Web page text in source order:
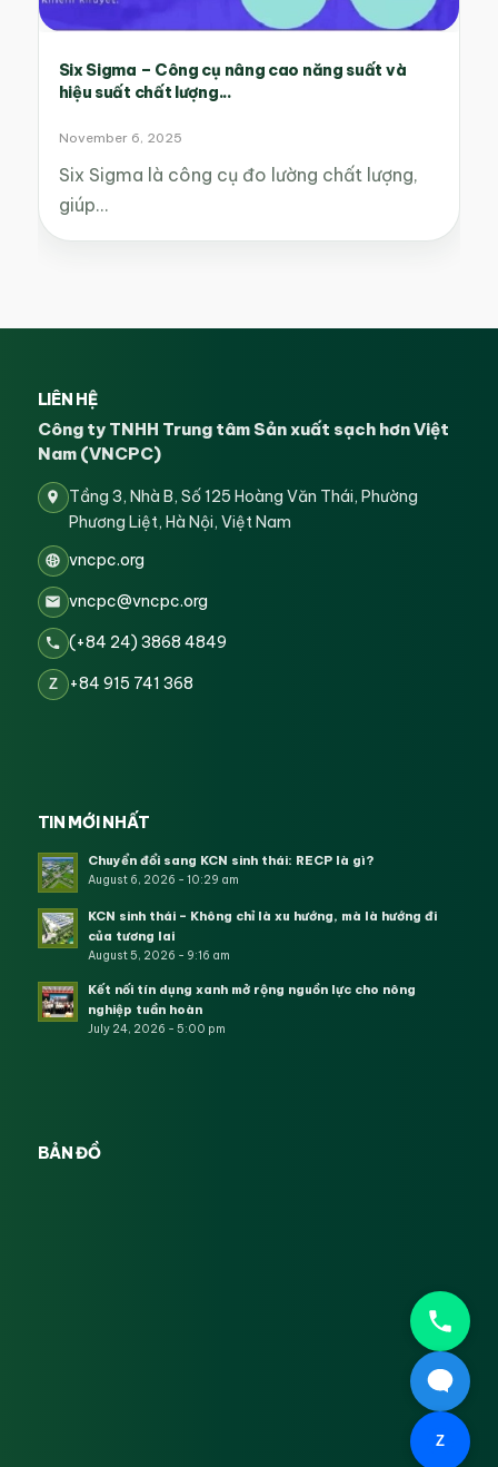
Six Sigma – Công cụ nâng cao năng suất và
hiệu suất chất lượng...
November 6, 2025
Six Sigma là công cụ đo lường chất lượng,
giúp…
LIÊN HỆ
Công ty TNHH Trung tâm Sản xuất sạch hơn Việt
Nam (VNCPC)
Tầng 3, Nhà B, Số 125 Hoàng Văn Thái, Phường
Phương Liệt, Hà Nội, Việt Nam
vncpc.org
vncpc@vncpc.org
(+84 24) 3868 4849
Z +84 915 741 368
TIN MỚI NHẤT
Chuyển đổi sang KCN sinh thái: RECP là gì?
August 6, 2026 - 10:29 am
KCN sinh thái – Không chỉ là xu hướng, mà là hướng đi
của tương lai
August 5, 2026 - 9:16 am
Kết nối tín dụng xanh mở rộng nguồn lực cho nông
nghiệp tuần hoàn
July 24, 2026 - 5:00 pm
BẢN ĐỒ
Z